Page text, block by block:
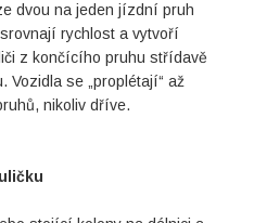
dvou na jeden jízdní pruh
rychlost a vytvoří
z končícího pruhu střídavě
Vozidla se „proplétají“ až
nikoliv dříve.